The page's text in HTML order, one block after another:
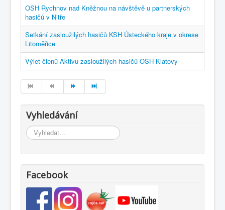
OSH Rychnov nad Kněžnou na návštěvě u partnerských
hasičů v Nitře
Setkání zasloužilých hasičů KSH Ústeckého kraje v okrese
Litoměřice
Výlet členů Aktivu zasloužilých hasičů OSH Klatovy
Vyhledávání
Vyhledávání...
Facebook